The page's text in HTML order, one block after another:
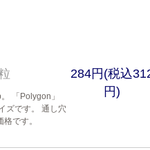
「Polygon」
ズです。 通し穴
です。
284円(税込
円)